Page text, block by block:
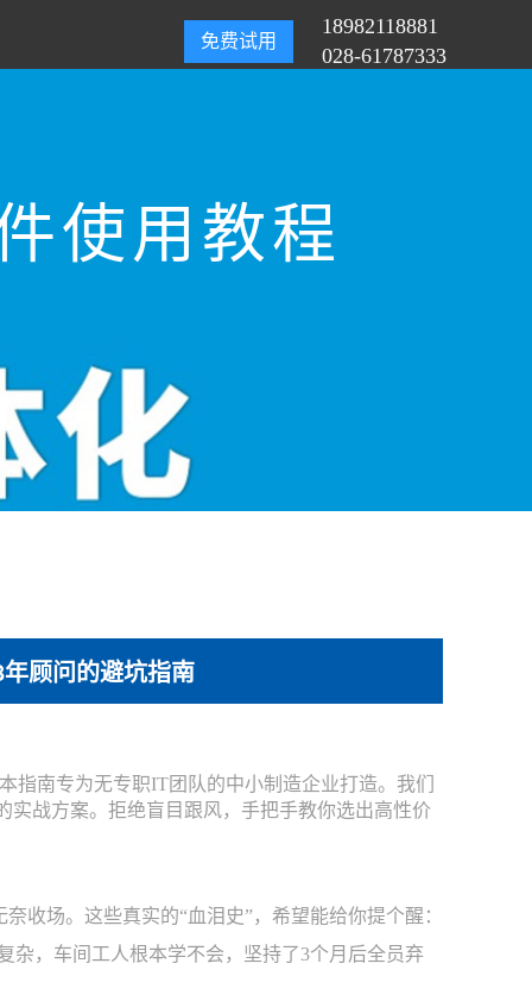
免费试用
18982118881
028-61787333
使用教程
顾问的避坑指南
指南专为无专职IT团队的中小制造企业打造。我们
战方案。拒绝盲目跟风，手把手教你选出高性价
收场。这些真实的“血泪史”，希望能给你提个醒：
杂，车间工人根本学不会，坚持了3个月后全员弃